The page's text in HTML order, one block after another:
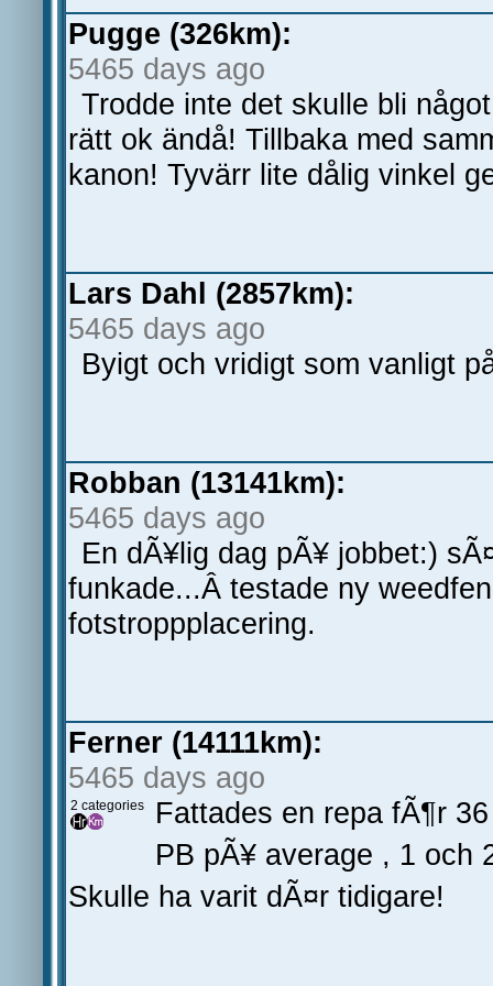
Pugge (326km):
5465 days ago
Trodde inte det skulle bli
rätt ok ändå! Tillbaka med
kanon! Tyvärr lite dålig vinkel
Lars Dahl (2857km):
5465 days ago
Byigt och vridigt som vanligt
Robban (13141km):
5465 days ago
En dÃ¥lig dag pÃ¥ jobbet:)
funkade...Â testade ny
fotstroppplacering.
Ferner (14111km):
5465 days ago
2 categories
Fattades en repa fÃ¶r
PB pÃ¥ average , 1 och
Skulle ha varit dÃ¤r tidigare!